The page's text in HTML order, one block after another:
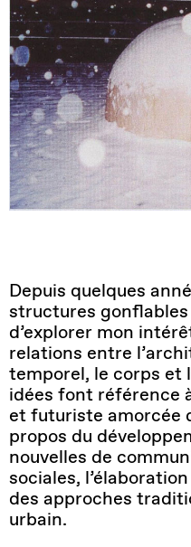
Depuis quelques
structures
d’explorer mon
relations entre
temporel, le corps et
idées font référence
et futuriste amorcée
propos du
nouvelles de
sociales,
des approches
urbain.